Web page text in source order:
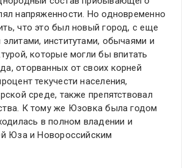
напряженности. Но одновременно
что это был новый город, с еще
институтами, обычаями и
которые могли бы впитать
оторванных от своих корней
текучести населения,
среде, также препятствовал
К тому же Юзовка была годом
в полном владении и
Юза и Новороссийским